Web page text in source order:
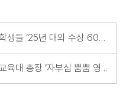
한국기술교육대 학생들 ‘25년 대외 수상 60여건 ’쾌거‘
유길상 한국기술교육대 총장 ‘자부심 뿜뿜 영상’ 화제